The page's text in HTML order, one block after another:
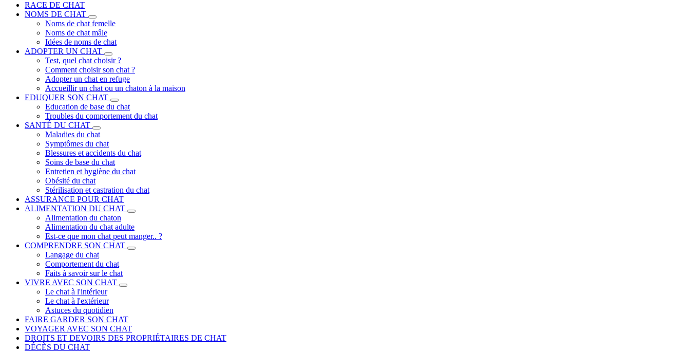
RACE DE CHAT
NOMS DE CHAT
Noms de chat femelle
Noms de chat mâle
Idées de noms de chat
ADOPTER UN CHAT
Test, quel chat choisir ?
Comment choisir son chat ?
Adopter un chat en refuge
Accueillir un chat ou un chaton à la maison
EDUQUER SON CHAT
Education de base du chat
Troubles du comportement du chat
SANTÉ DU CHAT
Maladies du chat
Symptômes du chat
Blessures et accidents du chat
Soins de base du chat
Entretien et hygiène du chat
Obésité du chat
Stérilisation et castration du chat
ASSURANCE POUR CHAT
ALIMENTATION DU CHAT
Alimentation du chaton
Alimentation du chat adulte
Est-ce que mon chat peut manger.. ?
COMPRENDRE SON CHAT
Langage du chat
Comportement du chat
Faits à savoir sur le chat
VIVRE AVEC SON CHAT
Le chat à l'intérieur
Le chat à l'extérieur
Astuces du quotidien
FAIRE GARDER SON CHAT
VOYAGER AVEC SON CHAT
DROITS ET DEVOIRS DES PROPRIÉTAIRES DE CHAT
DÉCÈS DU CHAT